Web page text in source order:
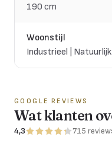
190 cm
Woonstijl
Industrieel |
GOOGLE REVIEWS
Wat klanten
4,3 715